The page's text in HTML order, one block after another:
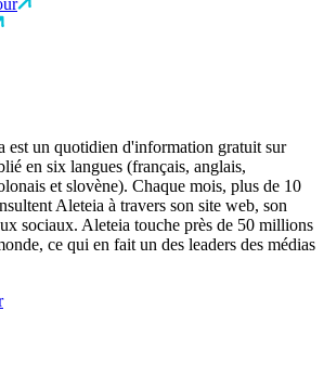
est un quotidien d'information gratuit sur
en six langues (français, anglais,
et slovène). Chaque mois, plus de 10
Aleteia à travers son site web, son
sociaux. Aleteia touche près de 50 millions
ce qui en fait un des leaders des médias